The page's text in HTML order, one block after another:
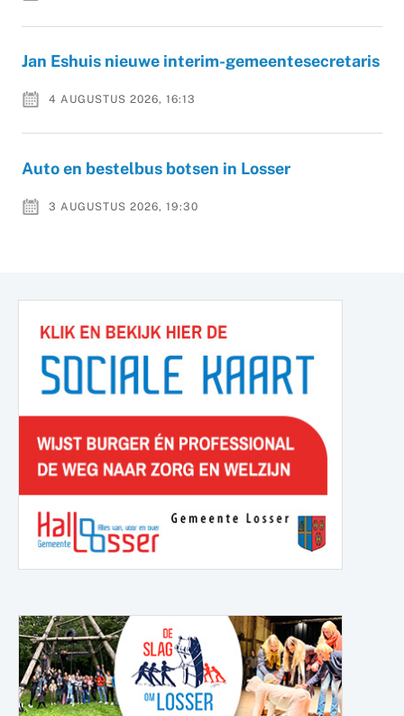
Jan Eshuis nieuwe interim-gemeentesecretaris
4 AUGUSTUS 2026, 16:13
Auto en bestelbus botsen in Losser
3 AUGUSTUS 2026, 19:30